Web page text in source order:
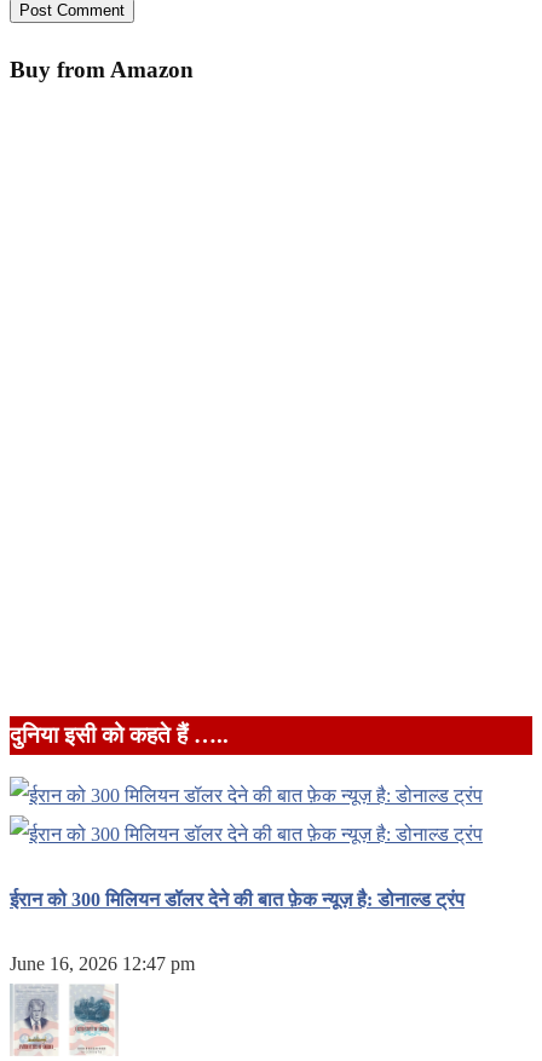
Buy from Amazon
दुनिया इसी को कहते हैं …..
ईरान को 300 मिलियन डॉलर देने की बात फ़ेक न्यूज़ है: डोनाल्ड ट्रंप
June 16, 2026 12:47 pm